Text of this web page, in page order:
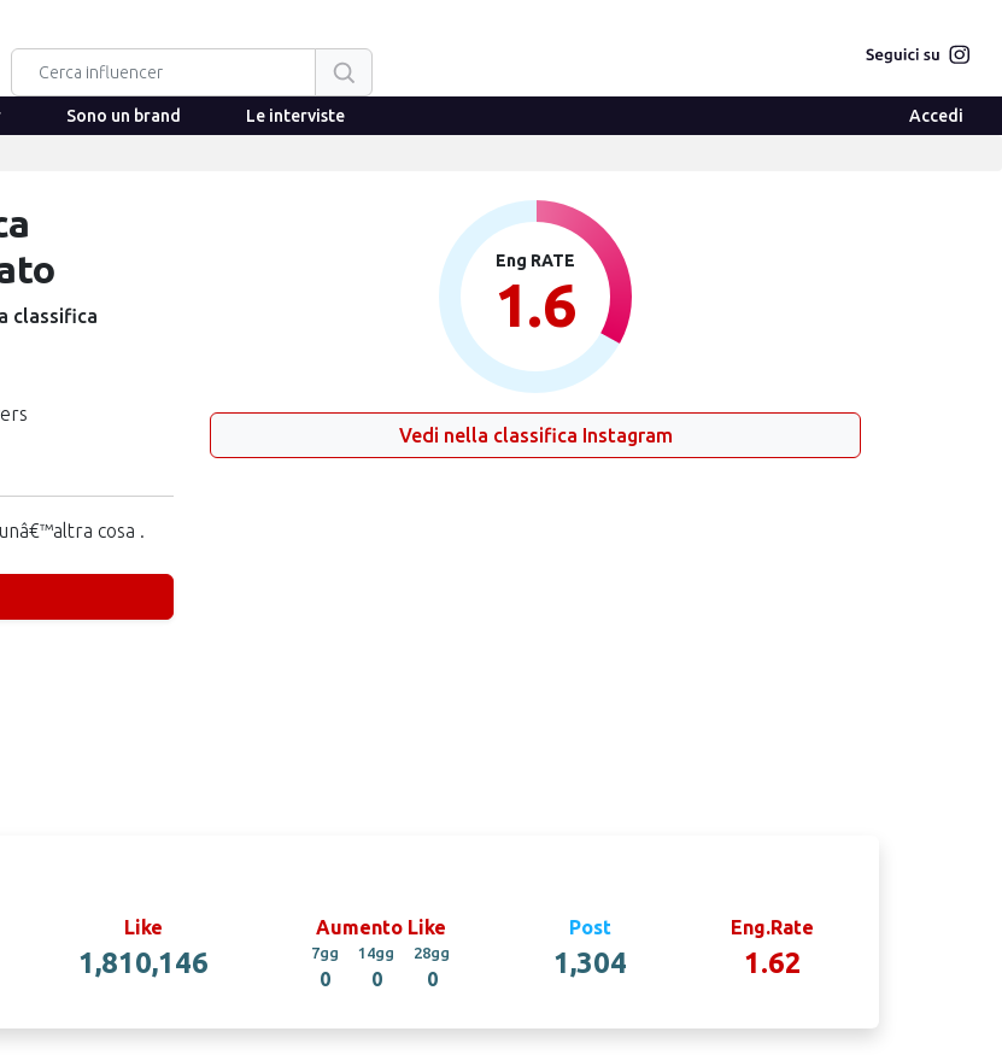
Sono un brand Le interviste Accedi
classifica
cosa .
Eng RATE
1.6
Vedi nella classifica Instagram
Like
1,810,146
Aumento Like
7gg
0
14gg
0
28gg
0
Post
1,304
Eng.Rate
1.62